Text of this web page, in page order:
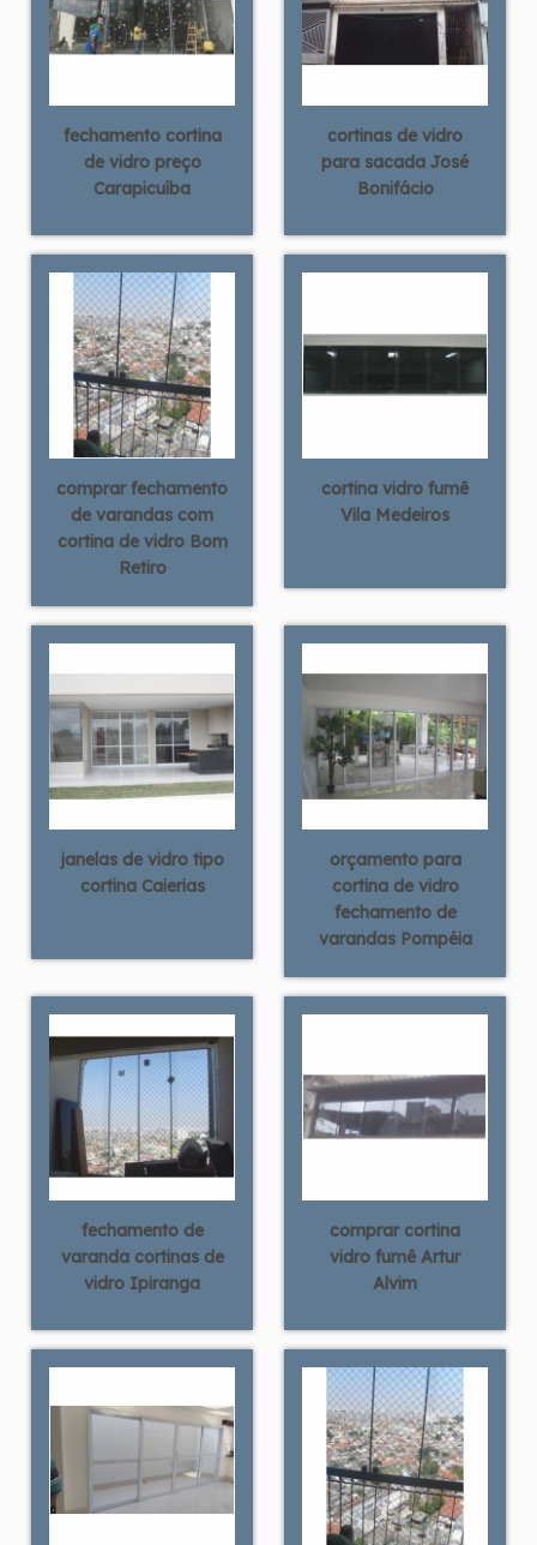
fechamento cortina
de vidro preço
Carapicuíba
cortinas de vidro
para sacada José
Bonifácio
comprar fechamento
de varandas com
cortina de vidro Bom
Retiro
cortina vidro fumê
Vila Medeiros
janelas de vidro tipo
cortina Caierias
orçamento para
cortina de vidro
fechamento de
varandas Pompéia
fechamento de
varanda cortinas de
vidro Ipiranga
comprar cortina
vidro fumê Artur
Alvim